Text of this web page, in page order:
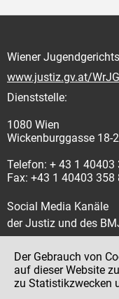
Wiener
www.justiz.gv.at/
Dienststelle:
1080 Wien
Wickenburggasse 18-
Telefon: + 43 1 40403
Fax: +43 1 40403 358
Social Media Kanäle
der Justiz und des
Impressum
Der Gebrauch von
auf dieser Website
zu Statistikzwecken